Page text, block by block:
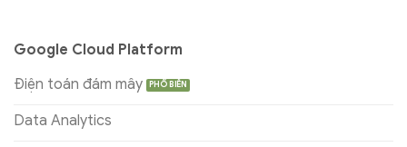
Google Cloud Platform
Điện toán đám mây
Data Analytics